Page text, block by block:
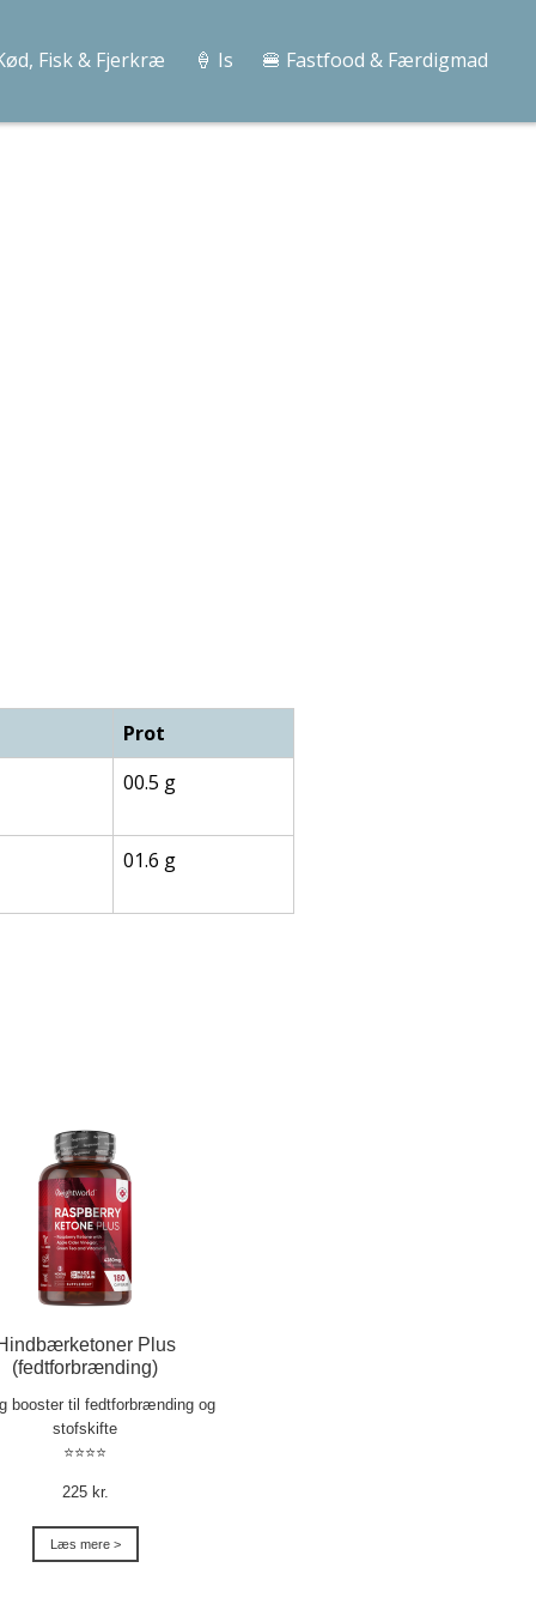
Fisk & Fjerkræ 🍦 Is
🍔 Fastfood & Færdigmad
Prot
00.5 g
01.6 g
Plus
(fedtforbrænding)
booster til fedtforbrænding og
stofskifte
⭐⭐⭐⭐
225 kr.
Læs mere >